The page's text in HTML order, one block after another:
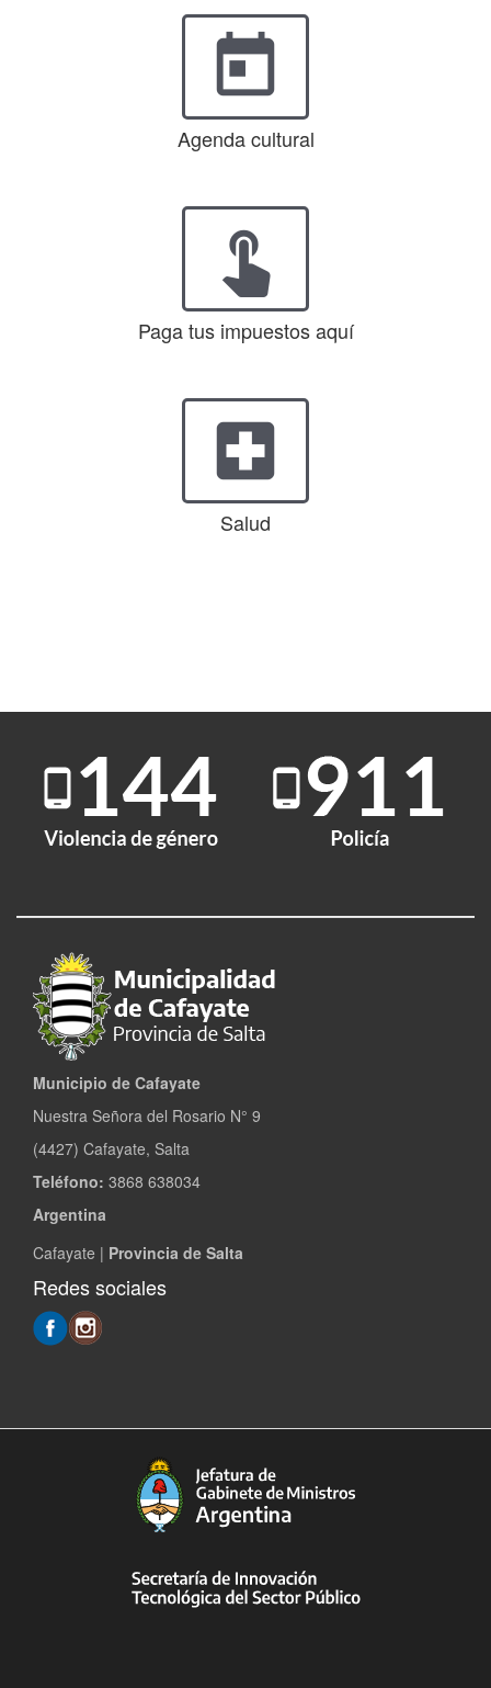
today
Agenda cultural
touch_app
Paga tus impuestos aquí
local_hospital
Salud
Municipio de Cafayate
Nuestra Señora del Rosario N° 9
(4427) Cafayate, Salta
Teléfono: 3868 638034
Argentina
Cafayate | Provincia de Salta
Redes sociales